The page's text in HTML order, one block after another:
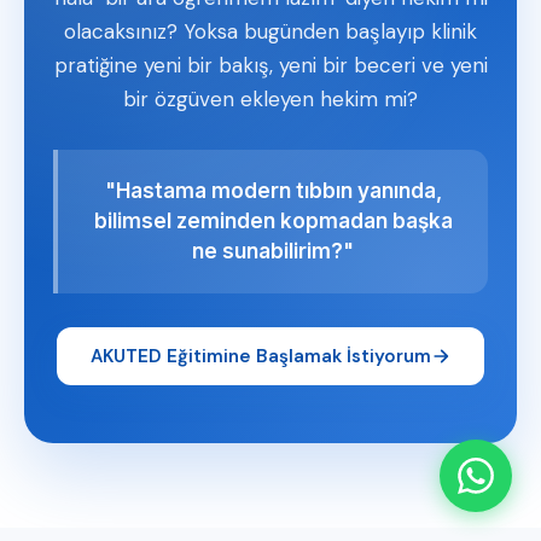
olacaksınız? Yoksa bugünden başlayıp klinik
pratiğine yeni bir bakış, yeni bir beceri ve yeni
bir özgüven ekleyen hekim mi?
"Hastama modern tıbbın yanında,
bilimsel zeminden kopmadan başka
ne sunabilirim?"
AKUTED Eğitimine Başlamak İstiyorum